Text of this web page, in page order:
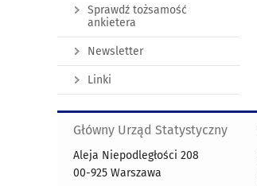
Sprawdź tożsamość
ankietera
Newsletter
Linki
Główny Urząd Statystyczny
Aleja Niepodległości 208
00-925 Warszawa